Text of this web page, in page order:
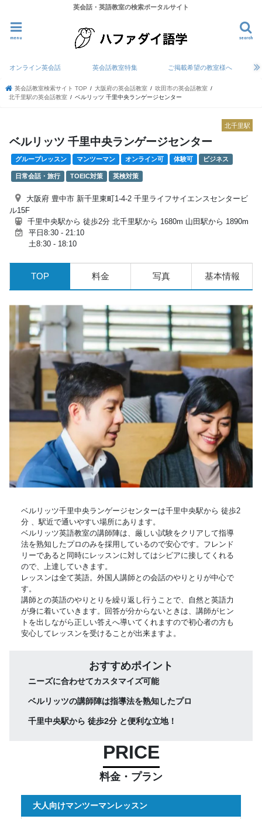
英会話・英語教室の検索ポータルサイト
search
menu
オンライン英会話 英会話教室特集 ご掲載希望の教室様へ
英会話教室検索サイト TOP 大阪府の英会話教室
吹田市の英会話教室
北千里駅の英会話教室
ベルリッツ 千里中央ランゲージセンター
北千里駅
ベルリッツ 千里中央ランゲージセンター
グループレッスン マンツーマン オンライン可 体験可 ビジネス
日常会話・旅行 TOEIC対策 英検対策
大阪府 豊中市 新千里東町1-4-2 千里ライフサイエンスセンタービ
ル15F
千里中央駅から 徒歩2分 北千里駅から 1680m 山田駅から 1890m
平日8:30 - 21:10
土8:30 - 18:10
TOP 料金 写真 基本情報
ベルリッツ千里中央ランゲージセンターは千里中央駅から 徒歩2
分 、駅近で通いやすい場所にあります。
ベルリッツ英語教室の講師陣は、厳しい試験をクリアして指導
法を熟知したプロのみを採用しているので安心です。フレンド
リーであると同時にレッスンに対してはシビアに接してくれる
ので、上達していきます。
レッスンは全て英語。外国人講師との会話のやりとりが中心で
す。
講師との英語のやりとりを繰り返し行うことで、自然と英語力
が身に着いていきます。回答が分からないときは、講師がヒン
トを出しながら正しい答えへ導いてくれますので初心者の方も
安心してレッスンを受けることが出来ますよ。
おすすめポイント
ニーズに合わせてカスタマイズ可能
ベルリッツの講師陣は指導法を熟知したプロ
千里中央駅から 徒歩2分 と便利な立地！
PRICE
料金・プラン
大人向けマンツーマンレッスン